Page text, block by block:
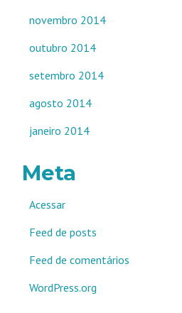
novembro 2014
outubro 2014
setembro 2014
agosto 2014
janeiro 2014
Meta
Acessar
Feed de posts
Feed de comentários
WordPress.org